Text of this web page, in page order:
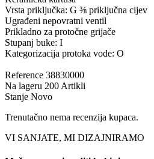
Vrsta priključka: G ⅜ priključna cijev
Ugrađeni nepovratni ventil
Prikladno za protočne grijače
Stupanj buke: I
Kategorizacija protoka vode: O
Reference 38830000
Na lageru 200 Artikli
Stanje Novo
Trenutačno nema recenzija kupaca.
VI SANJATE, MI DIZAJNIRAMO